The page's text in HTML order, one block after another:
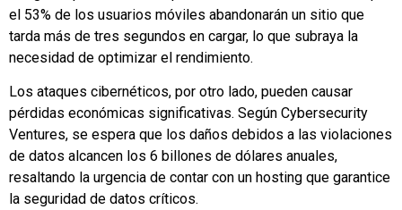
el 53% de los usuarios móviles abandonarán un sitio que
tarda más de tres segundos en cargar, lo que subraya la
necesidad de optimizar el rendimiento.
Los ataques cibernéticos, por otro lado, pueden causar
pérdidas económicas significativas. Según Cybersecurity
Ventures, se espera que los daños debidos a las violaciones
de datos alcancen los 6 billones de dólares anuales,
resaltando la urgencia de contar con un hosting que garantice
la seguridad de datos críticos.